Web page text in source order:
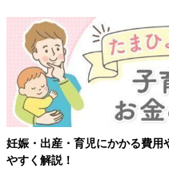
妊娠・出産・育児にかかる費用
やすく解説！